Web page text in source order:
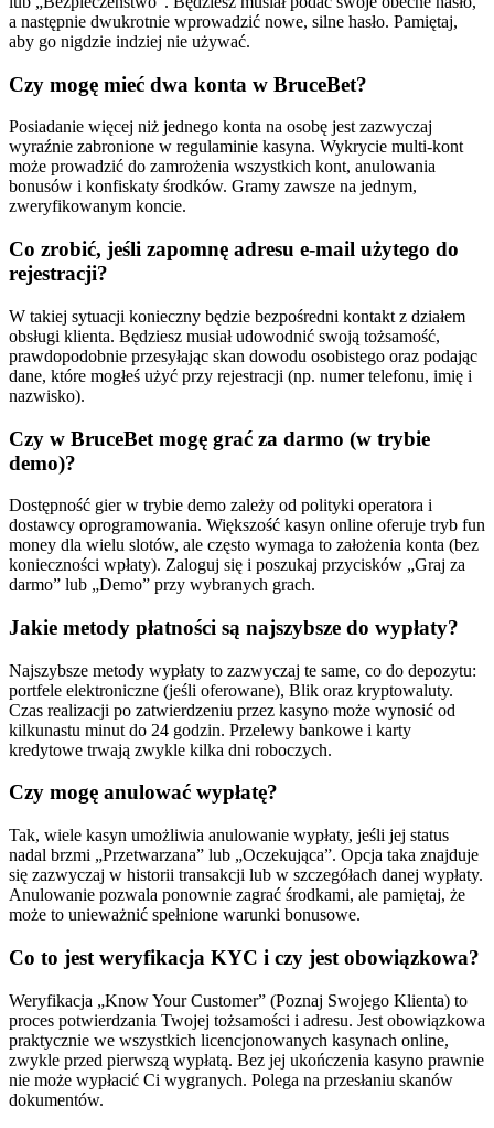
a następnie dwukrotnie wprowadzić nowe, silne hasło. Pamiętaj,
aby go nigdzie indziej nie używać.
Czy mogę mieć dwa konta w BruceBet?
Posiadanie więcej niż jednego konta na osobę jest zazwyczaj
wyraźnie zabronione w regulaminie kasyna. Wykrycie multi-kont
może prowadzić do zamrożenia wszystkich kont, anulowania
bonusów i konfiskaty środków. Gramy zawsze na jednym,
zweryfikowanym koncie.
Co zrobić, jeśli zapomnę adresu e-mail użytego do
rejestracji?
W takiej sytuacji konieczny będzie bezpośredni kontakt z działem
obsługi klienta. Będziesz musiał udowodnić swoją tożsamość,
prawdopodobnie przesyłając skan dowodu osobistego oraz podając
dane, które mogłeś użyć przy rejestracji (np. numer telefonu, imię i
nazwisko).
Czy w BruceBet mogę grać za darmo (w trybie
demo)?
Dostępność gier w trybie demo zależy od polityki operatora i
dostawcy oprogramowania. Większość kasyn online oferuje tryb fun
money dla wielu slotów, ale często wymaga to założenia konta (bez
konieczności wpłaty). Zaloguj się i poszukaj przycisków „Graj za
darmo” lub „Demo” przy wybranych grach.
Jakie metody płatności są najszybsze do wypłaty?
Najszybsze metody wypłaty to zazwyczaj te same, co do depozytu:
portfele elektroniczne (jeśli oferowane), Blik oraz kryptowaluty.
Czas realizacji po zatwierdzeniu przez kasyno może wynosić od
kilkunastu minut do 24 godzin. Przelewy bankowe i karty
kredytowe trwają zwykle kilka dni roboczych.
Czy mogę anulować wypłatę?
Tak, wiele kasyn umożliwia anulowanie wypłaty, jeśli jej status
nadal brzmi „Przetwarzana” lub „Oczekująca”. Opcja taka znajduje
się zazwyczaj w historii transakcji lub w szczegółach danej wypłaty.
Anulowanie pozwala ponownie zagrać środkami, ale pamiętaj, że
może to unieważnić spełnione warunki bonusowe.
Co to jest weryfikacja KYC i czy jest obowiązkowa?
Weryfikacja „Know Your Customer” (Poznaj Swojego Klienta) to
proces potwierdzania Twojej tożsamości i adresu. Jest obowiązkowa
praktycznie we wszystkich licencjonowanych kasynach online,
zwykle przed pierwszą wypłatą. Bez jej ukończenia kasyno prawnie
nie może wypłacić Ci wygranych. Polega na przesłaniu skanów
dokumentów.